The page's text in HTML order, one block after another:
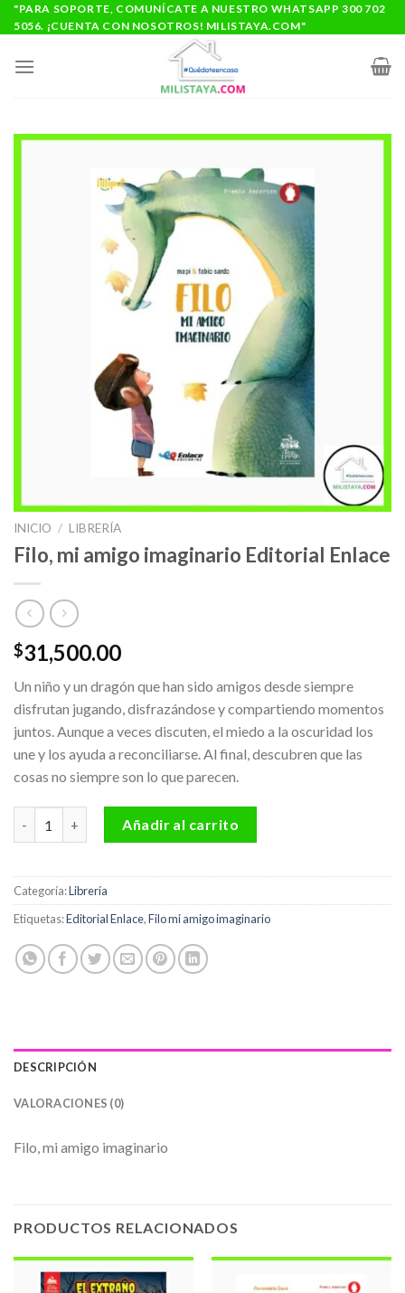
Saltar
al
"PARA SOPORTE, COMUNÍCATE A NUESTRO WHATSAPP 300 702
5056. ¡CUENTA CON NOSOTROS! MILISTAYA.COM"
INICIO / LIBRERÍA
Filo, mi amigo imaginario Editorial Enlace
$31,500.00
Un niño y un dragón que han sido amigos desde siempre
disfrutan jugando, disfrazándose y compartiendo momentos
juntos. Aunque a veces discuten, el miedo a la oscuridad los
une y los ayuda a reconciliarse. Al final, descubren que las
cosas no siempre son lo que parecen.
Añadir al carrito
Categoría:Librería
Etiquetas:Editorial Enlace,Filo mi amigo imaginario
DESCRIPCIÓN
VALORACIONES (0)
Filo, mi amigo imaginario
PRODUCTOS RELACIONADOS